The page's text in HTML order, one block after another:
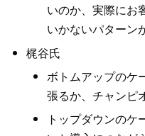
いのか、実際にお
いかないパターン
梶谷氏
ボトムアップのケ
張るか、チャンピ
トップダウンのケ